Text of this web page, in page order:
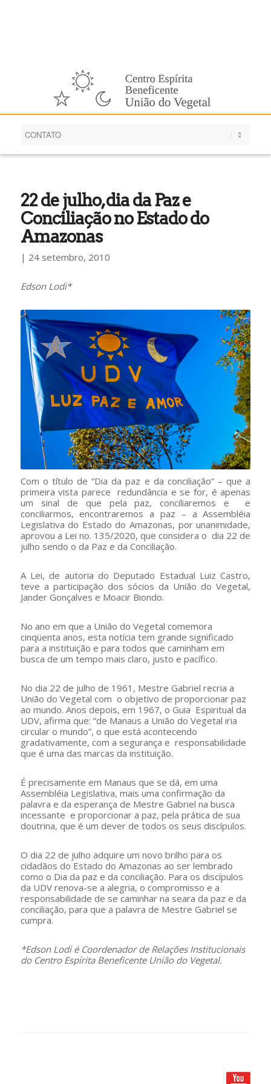
22 de julho, dia da Paz e
Conciliação no Estado do
Amazonas
| 24 setembro, 2010
Edson Lodi*
Com o título de “Dia da paz e da conciliação” – que a
primeira vista parece redundância e se for, é apenas
um sinal de que pela paz, conciliaremos e e
conciliarmos, encontraremos a paz – a Assembléia
Legislativa do Estado do Amazonas, por unanimidade,
aprovou a Lei no. 135/2020, que considera o dia 22 de
julho sendo o da Paz e da Conciliação.
A Lei, de autoria do Deputado Estadual Luiz Castro,
teve a participação dos sócios da União do Vegetal,
Jander Gonçalves e Moacir Biondo.
No ano em que a União do Vegetal comemora
cinqüenta anos, esta notícia tem grande significado
para a instituição e para todos que caminham em
busca de um tempo mais claro, justo e pacífico.
No dia 22 de julho de 1961, Mestre Gabriel recria a
União do Vegetal com o objetivo de proporcionar paz
ao mundo. Anos depois, em 1967, o Guia Espiritual da
UDV, afirma que: “de Manaus a União do Vegetal iria
circular o mundo”, o que está acontecendo
gradativamente, com a segurança e responsabilidade
que é uma das marcas da instituição.
É precisamente em Manaus que se dá, em uma
Assembléia Legislativa, mais uma confirmação da
palavra e da esperança de Mestre Gabriel na busca
incessante e proporcionar a paz, pela prática de sua
doutrina, que é um dever de todos os seus discípulos.
O dia 22 de julho adquire um novo brilho para os
cidadãos do Estado do Amazonas ao ser lembrado
como o Dia da paz e da conciliação. Para os discípulos
da UDV renova-se a alegria, o compromisso e a
responsabilidade de se caminhar na seara da paz e da
conciliação, para que a palavra de Mestre Gabriel se
cumpra.
*Edson Lodi é Coordenador de Relações Institucionais
do Centro Espírita Beneficente União do Vegetal.